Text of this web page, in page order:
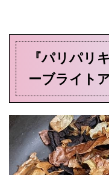
『パリパリ
ーブライト